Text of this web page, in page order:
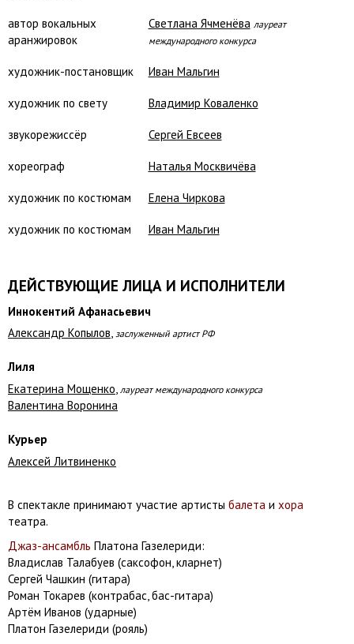
автор вокальных
аранжировок
Светлана Ячменёва лауреат
международного конкурса
художник-постановщик Иван Мальгин
художник по свету Владимир Коваленко
звукорежиссёр Сергей Евсеев
хореограф Наталья Москвичёва
художник по костюмам Елена Чиркова
художник по костюмам Иван Мальгин
ДЕЙСТВУЮЩИЕ ЛИЦА И ИСПОЛНИТЕЛИ
Иннокентий Афанасьевич
Александр Копылов, заслуженный артист РФ
Лиля
Екатерина Мощенко лауреат международного конкурса
Валентина Воронина
Курьер
Алексей Литвиненко
В спектакле принимают участие артисты балета и хора
театра.
Джаз-ансамбль Платона Газелериди:
Владислав Талабуев (саксофон, кларнет)
Сергей Чашкин (гитара)
Роман Токарев (контрабас, бас-гитара)
Артём Иванов (ударные)
Платон Газелериди (рояль)